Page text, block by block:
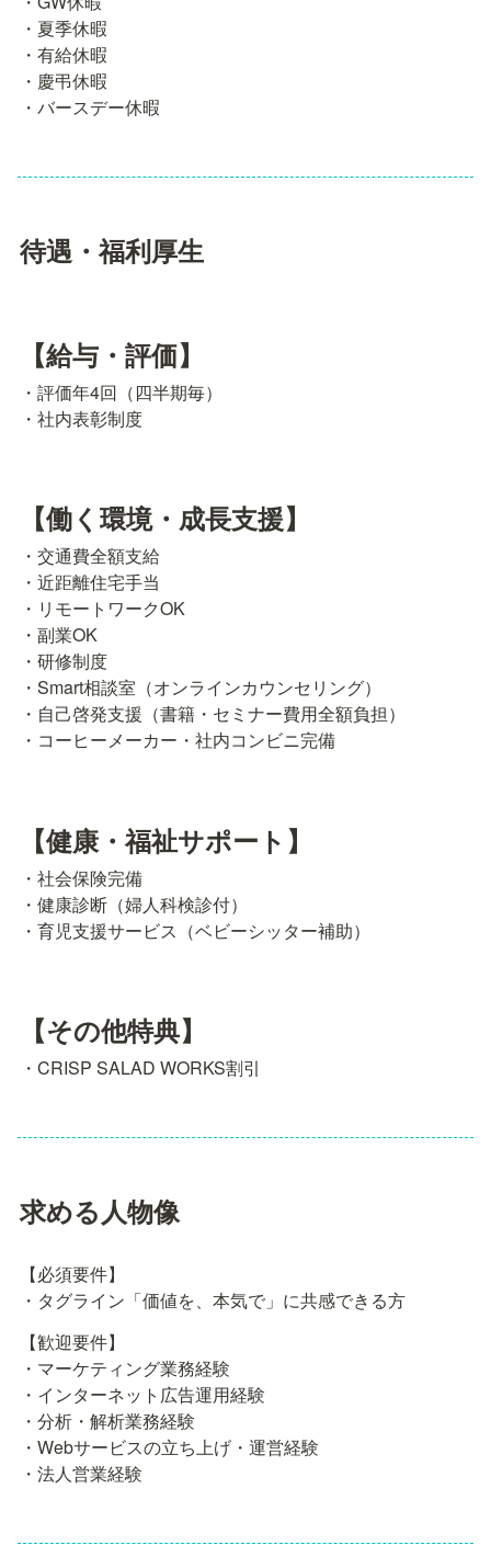
・夏季休暇
・有給休暇
・慶弔休暇
・バースデー休暇
待遇・福利厚生
【給与・評価】
・評価年4回（四半期毎）
・社内表彰制度
【働く環境・成長支援】
・交通費全額支給
・近距離住宅手当
・リモートワークOK
・副業OK
・研修制度
・Smart相談室（オンラインカウンセリング）
・自己啓発支援（書籍・セミナー費用全額負担）
・コーヒーメーカー・社内コンビニ完備
【健康・福祉サポート】
・社会保険完備
・健康診断（婦人科検診付）
・育児支援サービス（ベビーシッター補助）
【その他特典】
・CRISP SALAD WORKS割引
求める人物像
【必須要件】
・タグライン「価値を、本気で」に共感できる方
【歓迎要件】
・マーケティング業務経験
・インターネット広告運用経験
・分析・解析業務経験
・Webサービスの立ち上げ・運営経験
・法人営業経験